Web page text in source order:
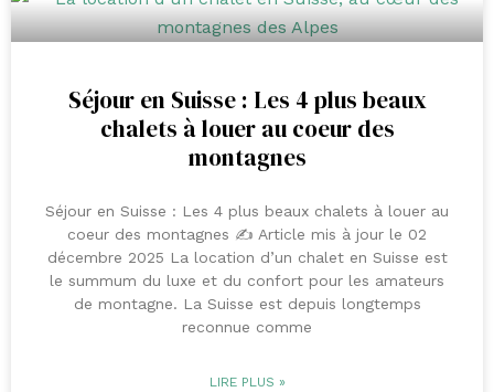
Séjour en Suisse : Les 4 plus beaux
chalets à louer au coeur des
montagnes
Séjour en Suisse : Les 4 plus beaux chalets à louer au
coeur des montagnes ✍️ Article mis à jour le 02
décembre 2025 La location d’un chalet en Suisse est
le summum du luxe et du confort pour les amateurs
de montagne. La Suisse est depuis longtemps
reconnue comme
LIRE PLUS »